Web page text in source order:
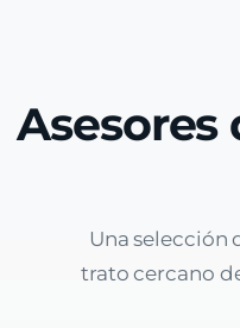
Una selección
trato cercano